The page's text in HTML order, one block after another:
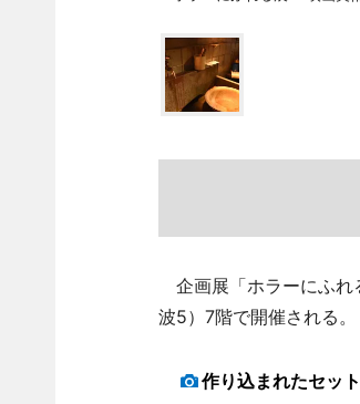
企画展「ホラーにふれ
波5）7階で開催される。
作り込まれたセット